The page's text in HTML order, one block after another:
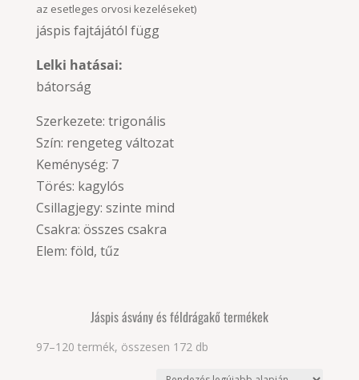
az esetleges orvosi kezeléseket)
jáspis fajtájától függ
Lelki hatásai:
bátorság
Szerkezete: trigonális
Szín: rengeteg változat
Keménység: 7
Törés: kagylós
Csillagjegy: szinte mind
Csakra: összes csakra
Elem: föld, tűz
Jáspis ásvány és féldrágakő termékek
97–120 termék, összesen 172 dbSorted